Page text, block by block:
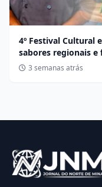
4º Festival Cultural
sabores regionais
3 semanas atrás